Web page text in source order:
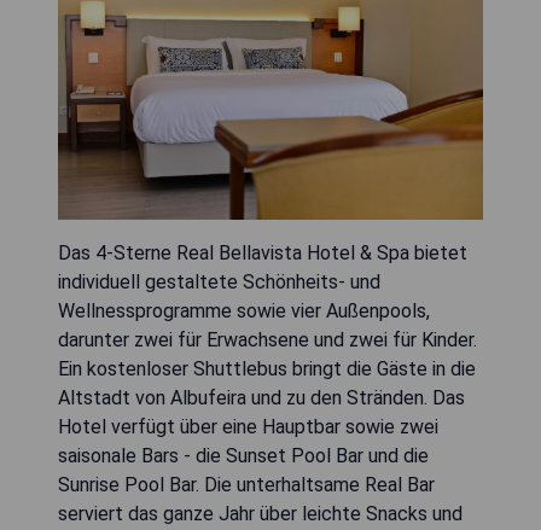
Das 4-Sterne Real Bellavista Hotel & Spa bietet
individuell gestaltete Schönheits- und
Wellnessprogramme sowie vier Außenpools,
darunter zwei für Erwachsene und zwei für Kinder.
Ein kostenloser Shuttlebus bringt die Gäste in die
Altstadt von Albufeira und zu den Stränden. Das
Hotel verfügt über eine Hauptbar sowie zwei
saisonale Bars - die Sunset Pool Bar und die
Sunrise Pool Bar. Die unterhaltsame Real Bar
serviert das ganze Jahr über leichte Snacks und